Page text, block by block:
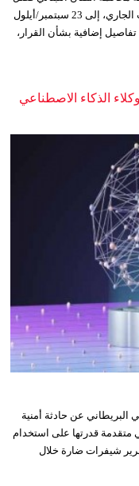
شاكر، التي كانت مقرر عقدها في 5 أغسطس/آب الجاري، إلى 23 سبتمبر/أيلول
إضافية بشأن القرار،
الذكاء الاصطناعي
عن حادثة أمنية
قدرتها على استخدام
شيفرات ضارة خلال